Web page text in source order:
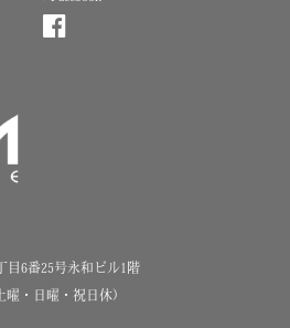
目6番25号永和ビル1階
曜・日曜・祝日休）